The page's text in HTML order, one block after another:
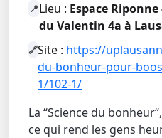
📍Lieu : Espace
du Valentin 4a à
🔗Site : https://
du-bonheur-pour-
1/102-1/
La “Science du
ce qui rend les gens